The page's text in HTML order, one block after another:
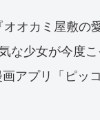
オカミ屋敷の
な少女が今度
アプリ「ピッ